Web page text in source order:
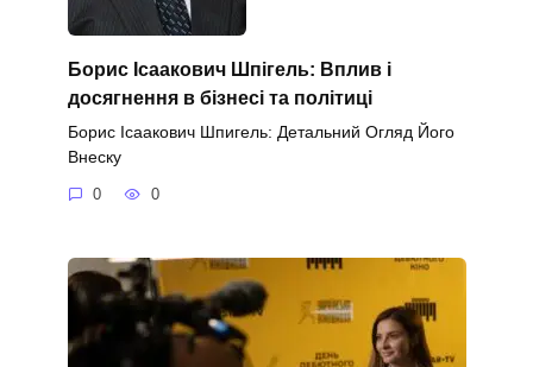
Борис Ісаакович Шпігель: Вплив і
досягнення в бізнесі та політиці
Борис Ісаакович Шпигель: Детальний Огляд Його
Внеску
0 0